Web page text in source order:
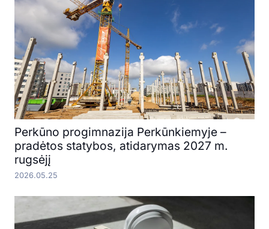
Perkūno progimnazija Perkūnkiemyje –
pradėtos statybos, atidarymas 2027 m.
rugsėjį
2026.05.25